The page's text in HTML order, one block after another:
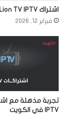
اشتراك Lion TV IPTV
فبراير 12, 2026
IPTV في الكويت